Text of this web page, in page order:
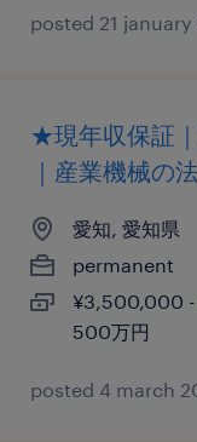
posted 21 january
★現年収保証
｜産業機械の
愛知, 愛知県
permanent
¥3,500,000 -
500万円
posted 4 march